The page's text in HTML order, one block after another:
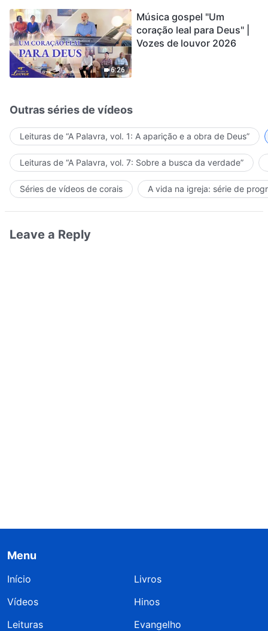
6:26
Música gospel "Um
coração leal para Deus" |
Vozes de louvor 2026
Outras séries de vídeos
Leituras de “A Palavra, vol. 1: A aparição e a obra de Deus”
Leituras de “A Palavra, vol. 7: Sobre a busca da verdade”
Séries de vídeos de corais A vida na igreja: série de
Leave a Reply
Menu
Início
Livros
Vídeos
Hinos
Leituras
Evangelho